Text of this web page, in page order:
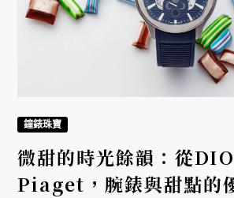
鐘錶珠寶
微甜的時光餘韻：從
Piaget，腕錶與甜點的